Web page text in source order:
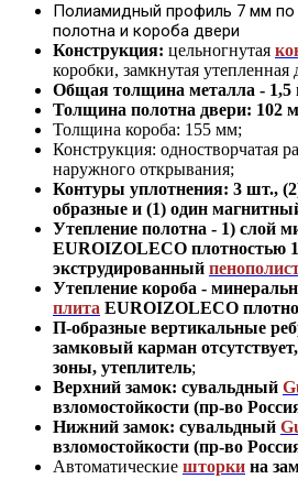
Полиамидный профиль 7 мм по
полотна и короба двери
Конструкция: цельногнутая
коробки, замкнутая утепленная
Общая толщина металла -
Толщина полотна двери: 102
Толщина короба: 155 мм;
Конструкция: одностворчатая
наружного открывания;
Контуры уплотнения: 3 шт.,
образные и (1) один
Утепление полотна - 1) слой
EUROIZOLECO плотностью
экструдированный
Утепление короба -
плита EUROIZOLECO
П-образные вертикальные
замковый карман
зоны, утеплитель;
Верхний замок: сувальдный
взломостойкости (пр-во
Нижний замок: сувальдный
взломостойкости (пр-во
Автоматические шторки на